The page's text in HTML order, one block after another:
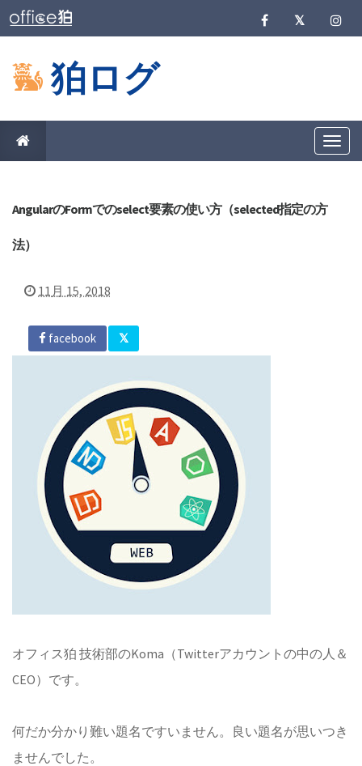
狛ログ
T
o
g
AngularのFormでのselect要素の使い方（selected指定の方
法）
11月 15, 2018
facebook
オフィス狛 技術部のKoma（Twitterアカウントの中の人＆
CEO）です。
何だか分かり難い題名ですいません。良い題名が思いつき
ませんでした。